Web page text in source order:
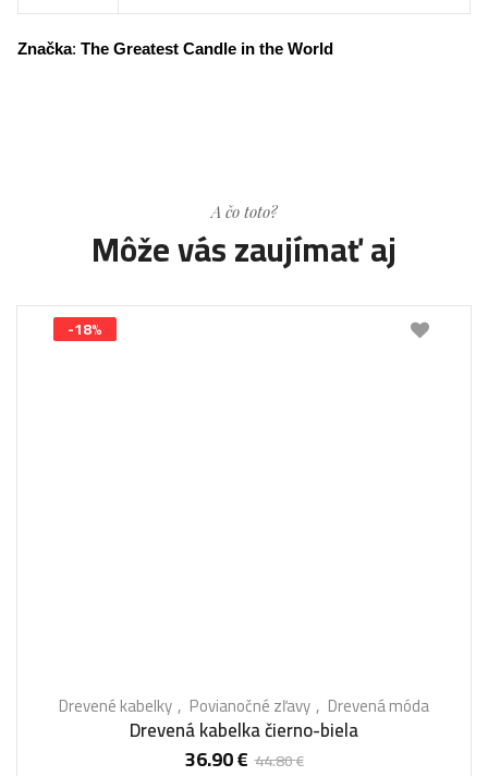
Značka: The Greatest Candle in the World
A čo toto?
Môže vás zaujímať aj
-18%
Drevené kabelky Povianočné zľavy Drevená móda
Drevená kabelka čierno-biela
44.80€
36.90€